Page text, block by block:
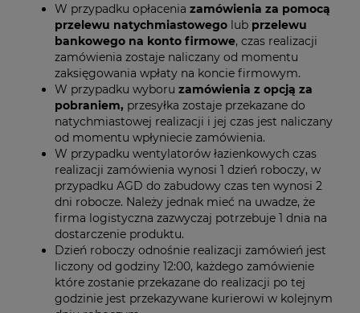
W przypadku opłacenia zamówienia za pomocą
przelewu natychmiastowego lub przelewu
bankowego na konto firmowe, czas realizacji
zamówienia zostaje naliczany od momentu
zaksięgowania wpłaty na koncie firmowym.
W przypadku wyboru zamówienia z opcją za
pobraniem, przesyłka zostaje przekazane do
natychmiastowej realizacji i jej czas jest naliczany
od momentu wpłyniecie zamówienia.
W przypadku wentylatorów łazienkowych czas
realizacji zamówienia wynosi 1 dzień roboczy, w
przypadku AGD do zabudowy czas ten wynosi 2
dni robocze. Należy jednak mieć na uwadze, że
firma logistyczna zazwyczaj potrzebuje 1 dnia na
dostarczenie produktu.
Dzień roboczy odnośnie realizacji zamówień jest
liczony od godziny 12:00, każdego zamówienie
które zostanie przekazane do realizacji po tej
godzinie jest przekazywane kurierowi w kolejnym